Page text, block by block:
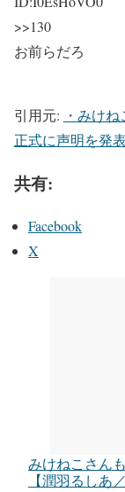
>>130
お前らだろ
引用元: ・みけ
正式に声明を発
共有:
Facebook
X
みけねこさん
【潤羽るしあ